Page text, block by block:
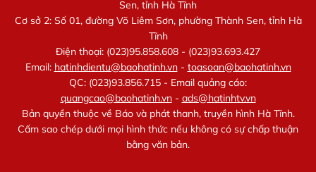
Sen, tỉnh Hà Tĩnh
Cơ sở 2: Số 01, đường Võ Liêm Sơn, phường Thành Sen, tỉnh Hà
Tĩnh
Điện thoại: (023)95.858.608 - (023)93.693.427
Email: hatinhdientu@baohatinh.vn- toasoan@baohatinh.vn
QC: (023)93.856.715 - Email quảng cáo:
quangcao@baohatinh.vn- ads@hatinhtv.vn
Bản quyền thuộc về Báo và phát thanh, truyền hình Hà Tĩnh.
Cấm sao chép dưới mọi hình thức nếu không có sự chấp thuận
bằng văn bản.